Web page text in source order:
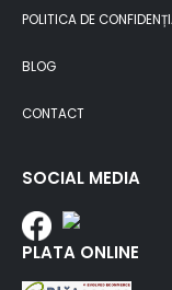
POLITICA DE
BLOG
CONTACT
SOCIAL MEDIA
PLATA ONLINE